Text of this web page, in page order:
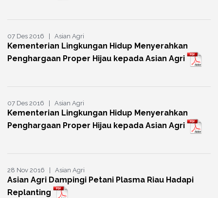
07 Des 2016 | Asian Agri
Kementerian Lingkungan Hidup Menyerahkan
Penghargaan Proper Hijau kepada Asian Agri
07 Des 2016 | Asian Agri
Kementerian Lingkungan Hidup Menyerahkan
Penghargaan Proper Hijau kepada Asian Agri
28 Nov 2016 | Asian Agri
Asian Agri Dampingi Petani Plasma Riau Hadapi
Replanting